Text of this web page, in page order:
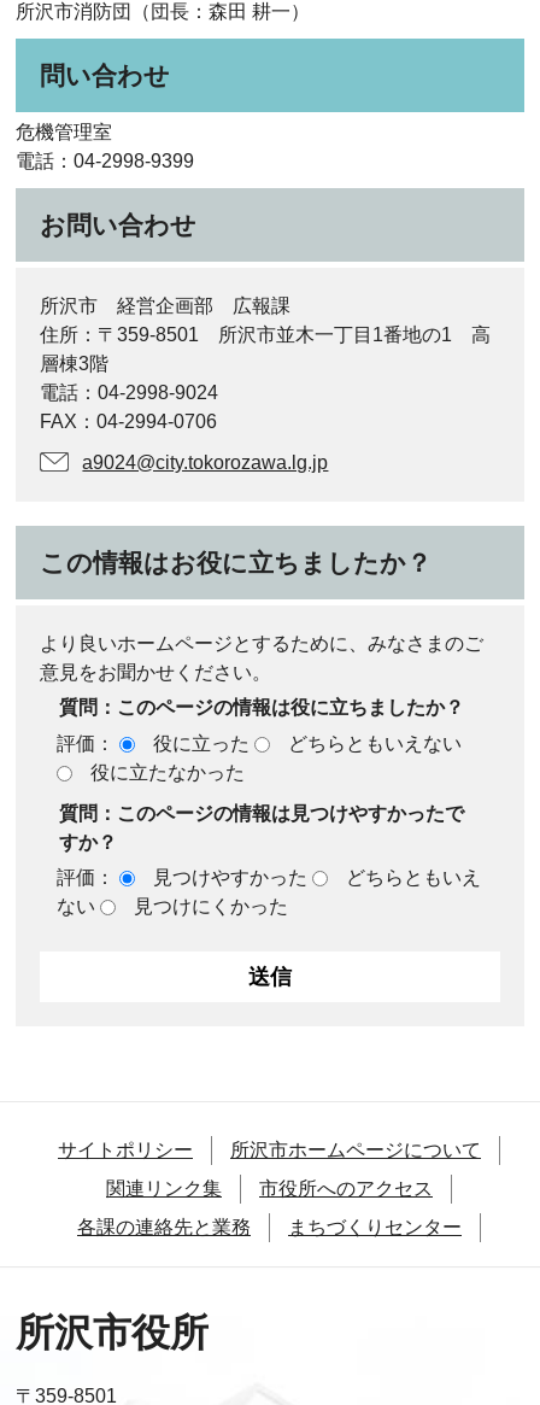
所沢市消防団（団長：森田 耕一）
問い合わせ
危機管理室
電話：04-2998-9399
お問い合わせ
所沢市 経営企画部 広報課
住所：〒359-8501 所沢市並木一丁目1番地の1 高
層棟3階
電話：04-2998-9024
FAX：04-2994-0706
a9024@city.tokorozawa.lg.jp
この情報はお役に立ちましたか？
より良いホームページとするために、みなさまのご
意見をお聞かせください。
質問：このページの情報は役に立ちましたか？
評価：
役に立った
どちらともいえない
役に立たなかった
質問：このページの情報は見つけやすかったで
すか？
評価：
見つけやすかった
どちらともいえ
ない
見つけにくかった
サイトポリシー
所沢市ホームページについて
関連リンク集
市役所へのアクセス
各課の連絡先と業務
まちづくりセンター
所沢市役所
〒359-8501